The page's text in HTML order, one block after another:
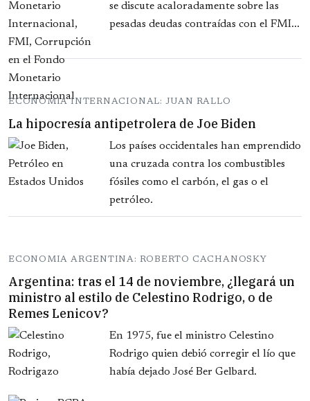
se discute acaloradamente sobre las
pesadas deudas contraídas con el FMI...
ECONOMIA INTERNACIONAL: JUAN RALLO
La hipocresía antipetrolera de Joe Biden
Los países occidentales han emprendido
una cruzada contra los combustibles
fósiles como el carbón, el gas o el
petróleo.
ECONOMIA ARGENTINA: ROBERTO CACHANOSKY
Argentina: tras el 14 de noviembre, ¿llegará un
ministro al estilo de Celestino Rodrigo, o de
Remes Lenicov?
En 1975, fue el ministro Celestino
Rodrigo quien debió corregir el lío que
había dejado José Ber Gelbard.